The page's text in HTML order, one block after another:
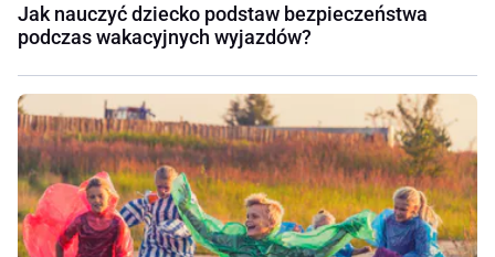
Jak nauczyć dziecko podstaw bezpieczeństwa
podczas wakacyjnych wyjazdów?